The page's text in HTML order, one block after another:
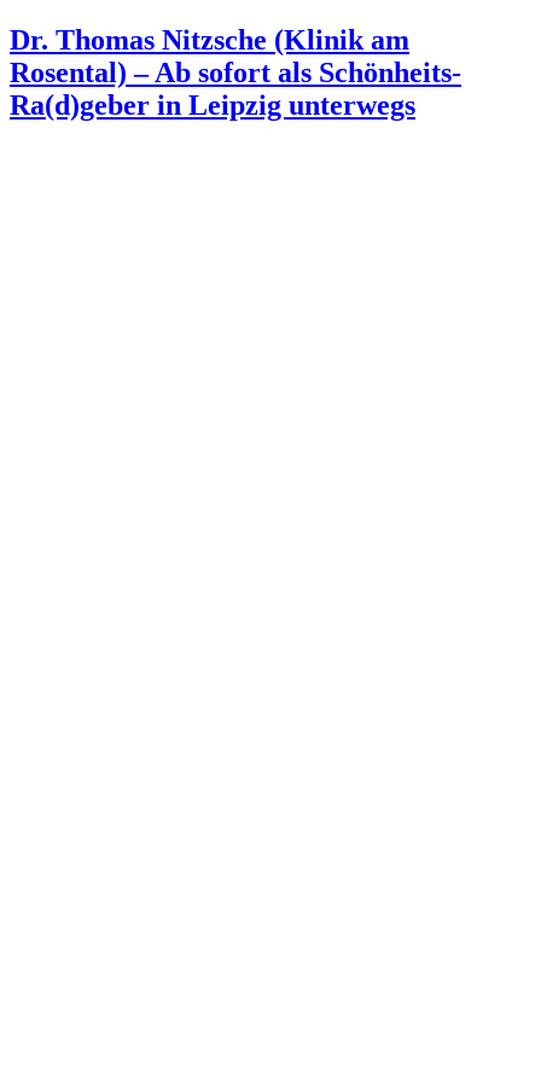
Dr. Thomas Nitzsche (Klinik am
Rosental) – Ab sofort als Schönheits-
Ra(d)geber in Leipzig unterwegs